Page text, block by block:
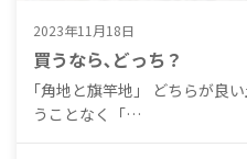
2023年11月18日
買うなら､どっち？
｢角地と旗竿地」 どちらが良
うことなく「…